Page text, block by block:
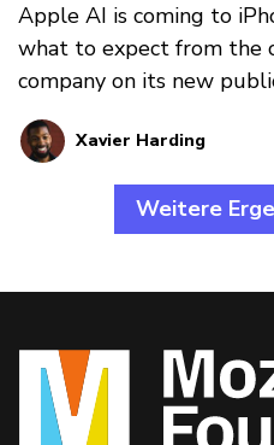
Apple AI is coming to
what to expect from the
company on its new
version later this year.
Xavier Harding
Weitere